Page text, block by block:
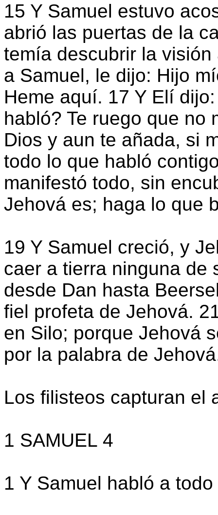
15 Y Samuel estuvo
abrió las puertas de la
temía descubrir la
a Samuel, le dijo: Hijo
Heme aquí. 17 Y Elí
habló? Te ruego que no
Dios y aun te añada, si
todo lo que habló
manifestó todo, sin
Jehová es; haga lo que
19 Y Samuel creció, y
caer a tierra ninguna de
desde Dan hasta
fiel profeta de Jehová.
en Silo; porque Jehová
por la palabra de
Los filisteos capturan el
1 SAMUEL 4
1 Y Samuel habló a